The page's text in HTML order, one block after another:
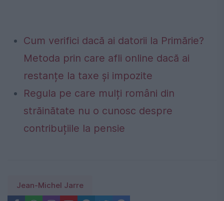
Cum verifici dacă ai datorii la Primărie?
Metoda prin care afli online dacă ai
restanțe la taxe și impozite
Regula pe care mulți români din
străinătate nu o cunosc despre
contribuțiile la pensie
Jean-Michel Jarre